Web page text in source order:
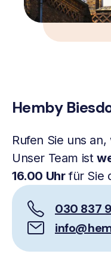
Hemby
Rufen Sie uns
Unser Team ist
16.00 Uhrfür Sie
030 837